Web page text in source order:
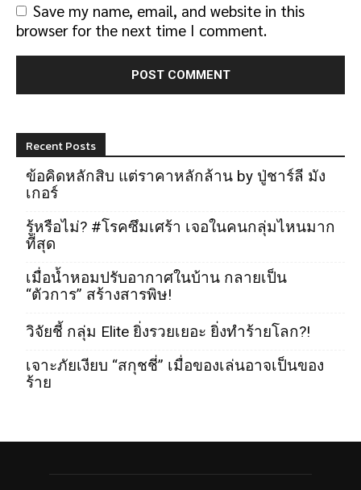
Save my name, email, and website in this
browser for the next time I comment.
Recent Posts
ข้อคิดหลักสิบ แต่ราคาหลักล้าน by ปู่ชาร์ลี มัง
เกอร์
รู้หรือไม่? #โรคซึมเศร้า เจอในคนกลุ่มไหนมาก
ที่สุด
เมื่อน้ำหอมปรับอากาศในบ้าน กลายเป็น
“ตัวการ” สร้างสารพิษ!
วิจัยชี้ กลุ่ม Elite ยิ่งรวยเยอะ ยิ่งทำร้ายโลก?!
เจาะภัยเงียบ “สกุชชี่” เมื่อของเล่นอาจเป็นของ
ร้าย